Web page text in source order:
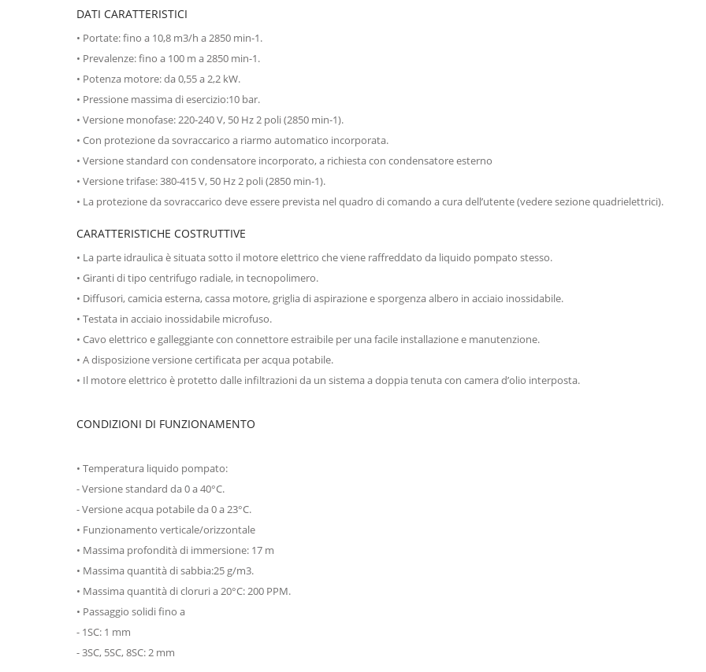
DATI CARATTERISTICI
• Portate: fino a 10,8 m3/h a 2850 min-1.
• Prevalenze: fino a 100 m a 2850 min-1.
• Potenza motore: da 0,55 a 2,2 kW.
• Pressione massima di esercizio:10 bar.
• Versione monofase: 220-240 V, 50 Hz 2 poli (2850 min-1).
• Con protezione da sovraccarico a riarmo automatico incorporata.
• Versione standard con condensatore incorporato, a richiesta con condensatore esterno
• Versione trifase: 380-415 V, 50 Hz 2 poli (2850 min-1).
• La protezione da sovraccarico deve essere prevista nel quadro di comando a cura dell’utente (vedere sezione quadrielettrici).
CARATTERISTICHE COSTRUTTIVE
• La parte idraulica è situata sotto il motore elettrico che viene raffreddato da liquido pompato stesso.
• Giranti di tipo centrifugo radiale, in tecnopolimero.
• Diffusori, camicia esterna, cassa motore, griglia di aspirazione e sporgenza albero in acciaio inossidabile.
• Testata in acciaio inossidabile microfuso.
• Cavo elettrico e galleggiante con connettore estraibile per una facile installazione e manutenzione.
• A disposizione versione certificata per acqua potabile.
• Il motore elettrico è protetto dalle infiltrazioni da un sistema a doppia tenuta con camera d’olio interposta.
CONDIZIONI DI FUNZIONAMENTO
• Temperatura liquido pompato:
- Versione standard da 0 a 40°C.
- Versione acqua potabile da 0 a 23°C.
• Funzionamento verticale/orizzontale
• Massima profondità di immersione: 17 m
• Massima quantità di sabbia:25 g/m3.
• Massima quantità di cloruri a 20°C: 200 PPM.
• Passaggio solidi fino a
- 1SC: 1 mm
- 3SC, 5SC, 8SC: 2 mm